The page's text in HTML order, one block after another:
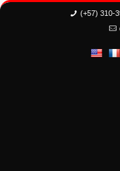
(+57) 310-